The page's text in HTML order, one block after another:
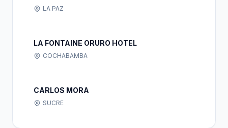
LA PAZ
LA FONTAINE ORURO HOTEL
COCHABAMBA
CARLOS MORA
SUCRE